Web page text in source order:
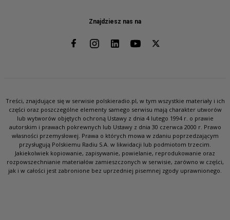
Znajdziesz nas na
Treści, znajdujące się w serwisie polskieradio.pl, w tym wszystkie materiały i ich
części oraz poszczególne elementy samego serwisu mają charakter utworów
lub wytworów objętych ochroną Ustawy z dnia 4 lutego 1994 r. o prawie
autorskim i prawach pokrewnych lub Ustawy z dnia 30 czerwca 2000 r. Prawo
własności przemysłowej. Prawa o których mowa w zdaniu poprzedzającym
przysługują Polskiemu Radiu S.A. w likwidacji lub podmiotom trzecim.
Jakiekolwiek kopiowanie, zapisywanie, powielanie, reprodukowanie oraz
rozpowszechnianie materiałów zamieszczonych w serwisie, zarówno w części,
jak i w całości jest zabronione bez uprzedniej pisemnej zgody uprawnionego.